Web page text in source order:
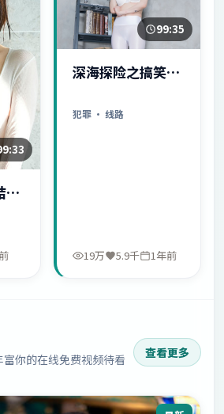
序
99:35
深海探险之搞笑日
犯罪 · 线路
19万 5.9千 1年前
你的在线免费视频待看
查看更多